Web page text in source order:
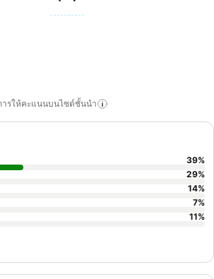
ารให้คะแนนบนไซต์ชั้นนำ
39%
29%
14%
7%
11%